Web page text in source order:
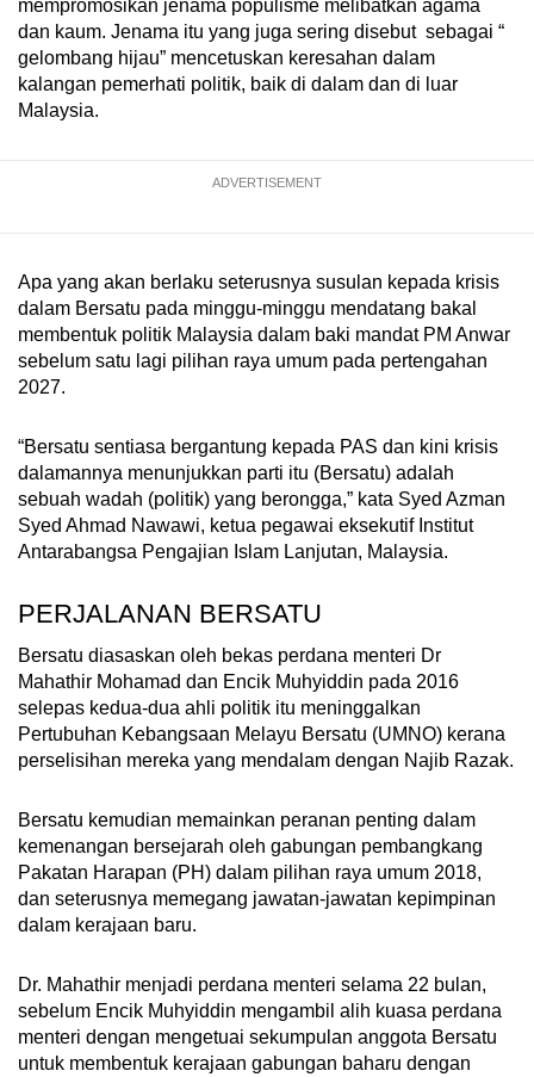
mempromosikan jenama populisme melibatkan agama
dan kaum. Jenama itu yang juga sering disebut sebagai “
gelombang hijau” mencetuskan keresahan dalam
kalangan pemerhati politik, baik di dalam dan di luar
Malaysia.
ADVERTISEMENT
Apa yang akan berlaku seterusnya susulan kepada krisis
dalam Bersatu pada minggu-minggu mendatang bakal
membentuk politik Malaysia dalam baki mandat PM Anwar
sebelum satu lagi pilihan raya umum pada pertengahan
2027.
“Bersatu sentiasa bergantung kepada PAS dan kini krisis
dalamannya menunjukkan parti itu (Bersatu) adalah
sebuah wadah (politik) yang berongga,” kata Syed Azman
Syed Ahmad Nawawi, ketua pegawai eksekutif Institut
Antarabangsa Pengajian Islam Lanjutan, Malaysia.
PERJALANAN BERSATU
Bersatu diasaskan oleh bekas perdana menteri Dr
Mahathir Mohamad dan Encik Muhyiddin pada 2016
selepas kedua-dua ahli politik itu meninggalkan
Pertubuhan Kebangsaan Melayu Bersatu (UMNO) kerana
perselisihan mereka yang mendalam dengan Najib Razak.
Bersatu kemudian memainkan peranan penting dalam
kemenangan bersejarah oleh gabungan pembangkang
Pakatan Harapan (PH) dalam pilihan raya umum 2018,
dan seterusnya memegang jawatan-jawatan kepimpinan
dalam kerajaan baru.
Dr. Mahathir menjadi perdana menteri selama 22 bulan,
sebelum Encik Muhyiddin mengambil alih kuasa perdana
menteri dengan mengetuai sekumpulan anggota Bersatu
untuk membentuk kerajaan gabungan baharu dengan